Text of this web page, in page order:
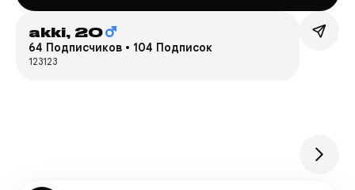
akki, 20
64 Подписчиков • 104 Подписок
123123